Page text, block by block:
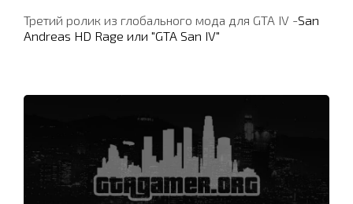
Третий ролик из глобального мода для GTA IV -San
Andreas HD Rage или "GTA San IV"